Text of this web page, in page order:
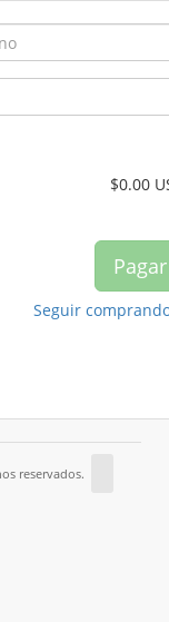
$0.00
Pagar
Seguir
reservados.